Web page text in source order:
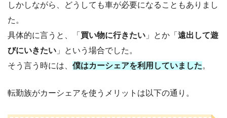
しかしながら、どうしても車が必要になることもありまし
た。
具体的に言うと、「 買い物に行きたい 」とか「 遠出して遊
びにいきたい 」という場合でした。
そう言う時には、 僕はカーシェアを利用していました。
転勤族がカーシェアを使うメリットは以下の通り。